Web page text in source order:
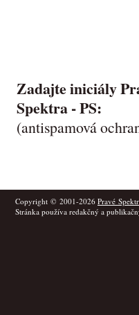
Zadajte iniciály
Spektra -PS:
(antispamová
Copyright © 2001-2026 Pravé
Stránka používa redakčný a